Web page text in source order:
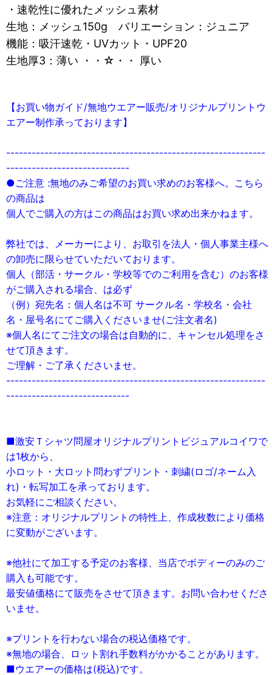
・速乾性に優れたメッシュ素材
生地：メッシュ150g バリエーション：ジュニア
機能：吸汗速乾・UVカット・UPF20
生地厚3：薄い ・・☆・・ 厚い
【お買い物ガイド/無地ウエアー販売/オリジナルプリントウ
エアー制作承っております】
-------------------------------------------------------------
-----------------------------
●ご注意 :無地のみご希望のお買い求めのお客様へ。こちら
の商品は
個人でご購入の方はこの商品はお買い求め出来かねます。
弊社では、メーカーにより、お取引を法人・個人事業主様へ
の卸売に限らせていただいております。
個人（部活・サークル・学校等でのご利用を含む）のお客様
がご購入される場合、は必ず
（例）宛先名：個人名は不可 サークル名・学校名・会社
名・屋号名にてご購入くださいませ(ご注文者名)
※個人名にてご注文の場合は自動的に、キャンセル処理をさ
せて頂きます。
ご理解・ご了承くださいませ。
-------------------------------------------------------------
-----------------------------
■激安Ｔシャツ問屋オリジナルプリントビジュアルコイワで
は1枚から、
小ロット・大ロット問わずプリント・刺繍(ロゴ/ネーム入
れ)・転写加工を承っております。
お気軽にご相談ください。
※注意：オリジナルプリントの特性上、作成枚数により価格
に変動がございます。
※他社にて加工する予定のお客様、当店でボディーのみのご
購入も可能です。
最安値価格にて販売をさせて頂きます。お問い合わせくださ
いませ。
※プリントを行わない場合の税込価格です。
※無地の場合、ロット割れ手数料がかかることがあります。
■ウエアーの価格は(税込)です。